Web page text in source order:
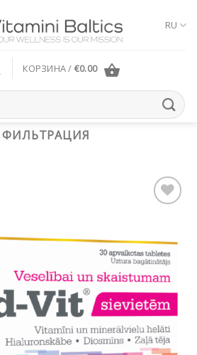
RU
КОРЗИНА / €0.00
ФИЛЬТРАЦИЯ